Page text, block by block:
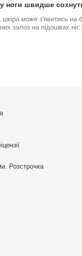
ноги швидше
може з'явитись на
залоз на підошвах
Розстрочка